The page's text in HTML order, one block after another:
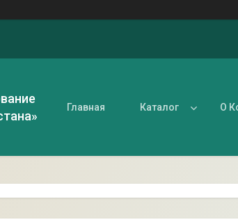
Главная Каталог О